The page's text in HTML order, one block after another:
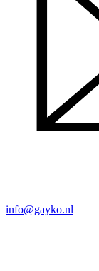
info@gayko.nl